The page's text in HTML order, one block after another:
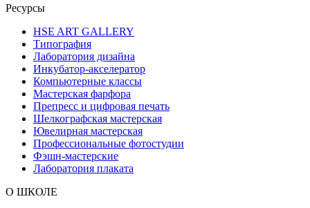
Ресурсы
HSE ART GALLERY
Типография
Лаборатория дизайна
Инкубатор-акселератор
Компьютерные классы
Мастерская фарфора
Препресс и цифровая печать
Шелкографская мастерская
Ювелирная мастерская
Профессиональные фотостудии
Фэшн-мастерские
Лаборатория плаката
О ШКОЛЕ